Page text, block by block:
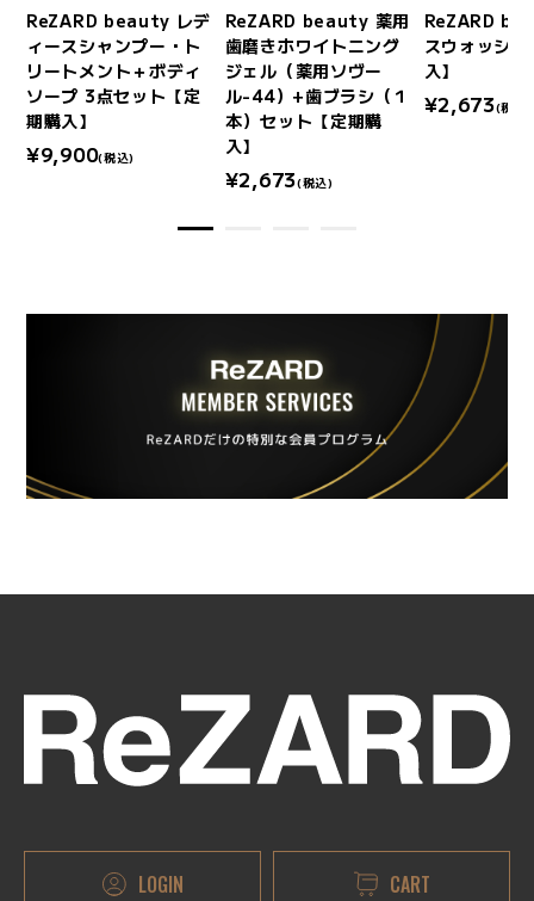
ReZARD beauty レデ
ィースシャンプー・ト
リートメント＋ボディ
ソープ 3点セット【定
期購入】
¥9,900(税込)
ReZARD beauty 薬用
歯磨きホワイトニング
ジェル（薬用ソヴー
ル-44）+歯ブラシ（１
本）セット【定期購
入】
¥2,673(税込)
ReZARD
スウォッシ
入】
¥2,673(税込)
LOGIN CART